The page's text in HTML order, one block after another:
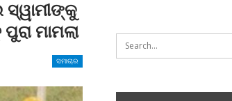
ମାମଲା
ସମାଚାର